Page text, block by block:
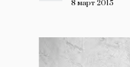
Здраве 389
8 март 2015